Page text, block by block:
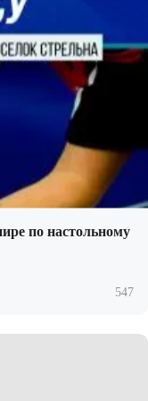
по настольному
547